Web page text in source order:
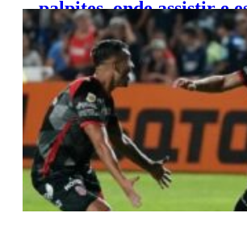
palpites, onde assistir e
– Campeonato